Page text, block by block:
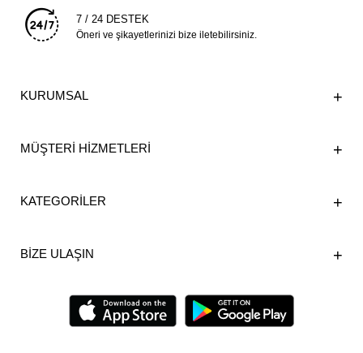
7 / 24 DESTEK
Öneri ve şikayetlerinizi bize iletebilirsiniz.
KURUMSAL
MÜŞTERİ HİZMETLERİ
KATEGORİLER
BİZE ULAŞIN